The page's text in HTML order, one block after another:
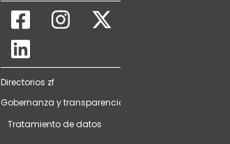
Directorios zf
Gobernanza y transparencia
Tratamiento de datos